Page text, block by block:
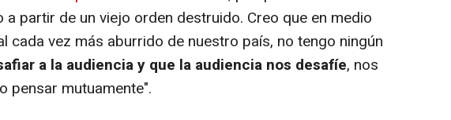
a partir de un viejo orden destruido. Creo que en medio
cada vez más aburrido de nuestro país, no tengo ningún
a la audiencia y que la audiencia nos desafíe, nos
pensar mutuamente".